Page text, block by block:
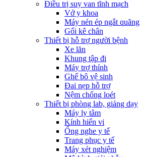
Điều trị suy van tĩnh mạch
Vớ y khoa
Máy nén ép ngắt quãng
Gối kê chân
Thiết bị hỗ trợ người bệnh
Xe lăn
Khung tập đi
Máy trợ thính
Ghế bô vệ sinh
Đai nẹp hỗ trợ
Nệm chống loét
Thiết bị phòng lab, giảng dạy
Máy ly tâm
Kính hiển vi
Ống nghe y tế
Trang phục y tế
Máy xét nghiệm